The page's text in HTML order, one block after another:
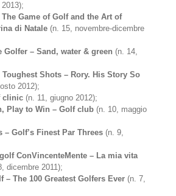
Game of Golf and the Art of
di Natale (n. 15, novembre-dicembre
Golfer – Sand, water & green (n. 14,
Toughest Shots – Rory. His Story So
2012);
clinic (n. 11, giugno 2012);
Play to Win – Golf club (n. 10, maggio
– Golf’s Finest Par Threes (n. 9,
ConVincenteMente – La mia vita
dicembre 2011);
– The 100 Greatest Golfers Ever (n. 7,